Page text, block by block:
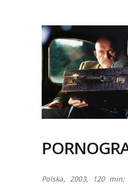
Polska, 2003, 120 min;